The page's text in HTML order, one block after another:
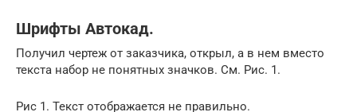
Шрифты Автокад.
Получил чертеж от заказчика, открыл, а в нем вместо
текста набор не понятных значков. См. Рис. 1.
Рис 1. Текст отображается не правильно.